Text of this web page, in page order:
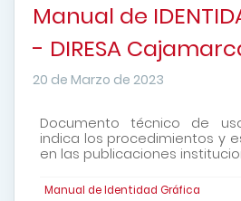
Manual de
- DIRESA
20 de Marzo de 2023
Documento técnico de
indica los procedimientos y
en las publicaciones
Manual de Identidad Gráfica